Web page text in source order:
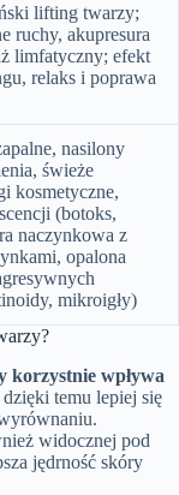
lifting twarzy;
ruchy, akupresura
limfatyczny; efekt
relaks i poprawa
nasilony
świeże
kosmetyczne,
(botoks,
naczynkowa z
opalona
mikroigły)
korzystnie wpływa
dzięki temu lepiej się
widocznej pod
jędrność skóry